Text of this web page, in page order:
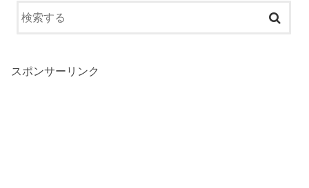
スポンサーリンク